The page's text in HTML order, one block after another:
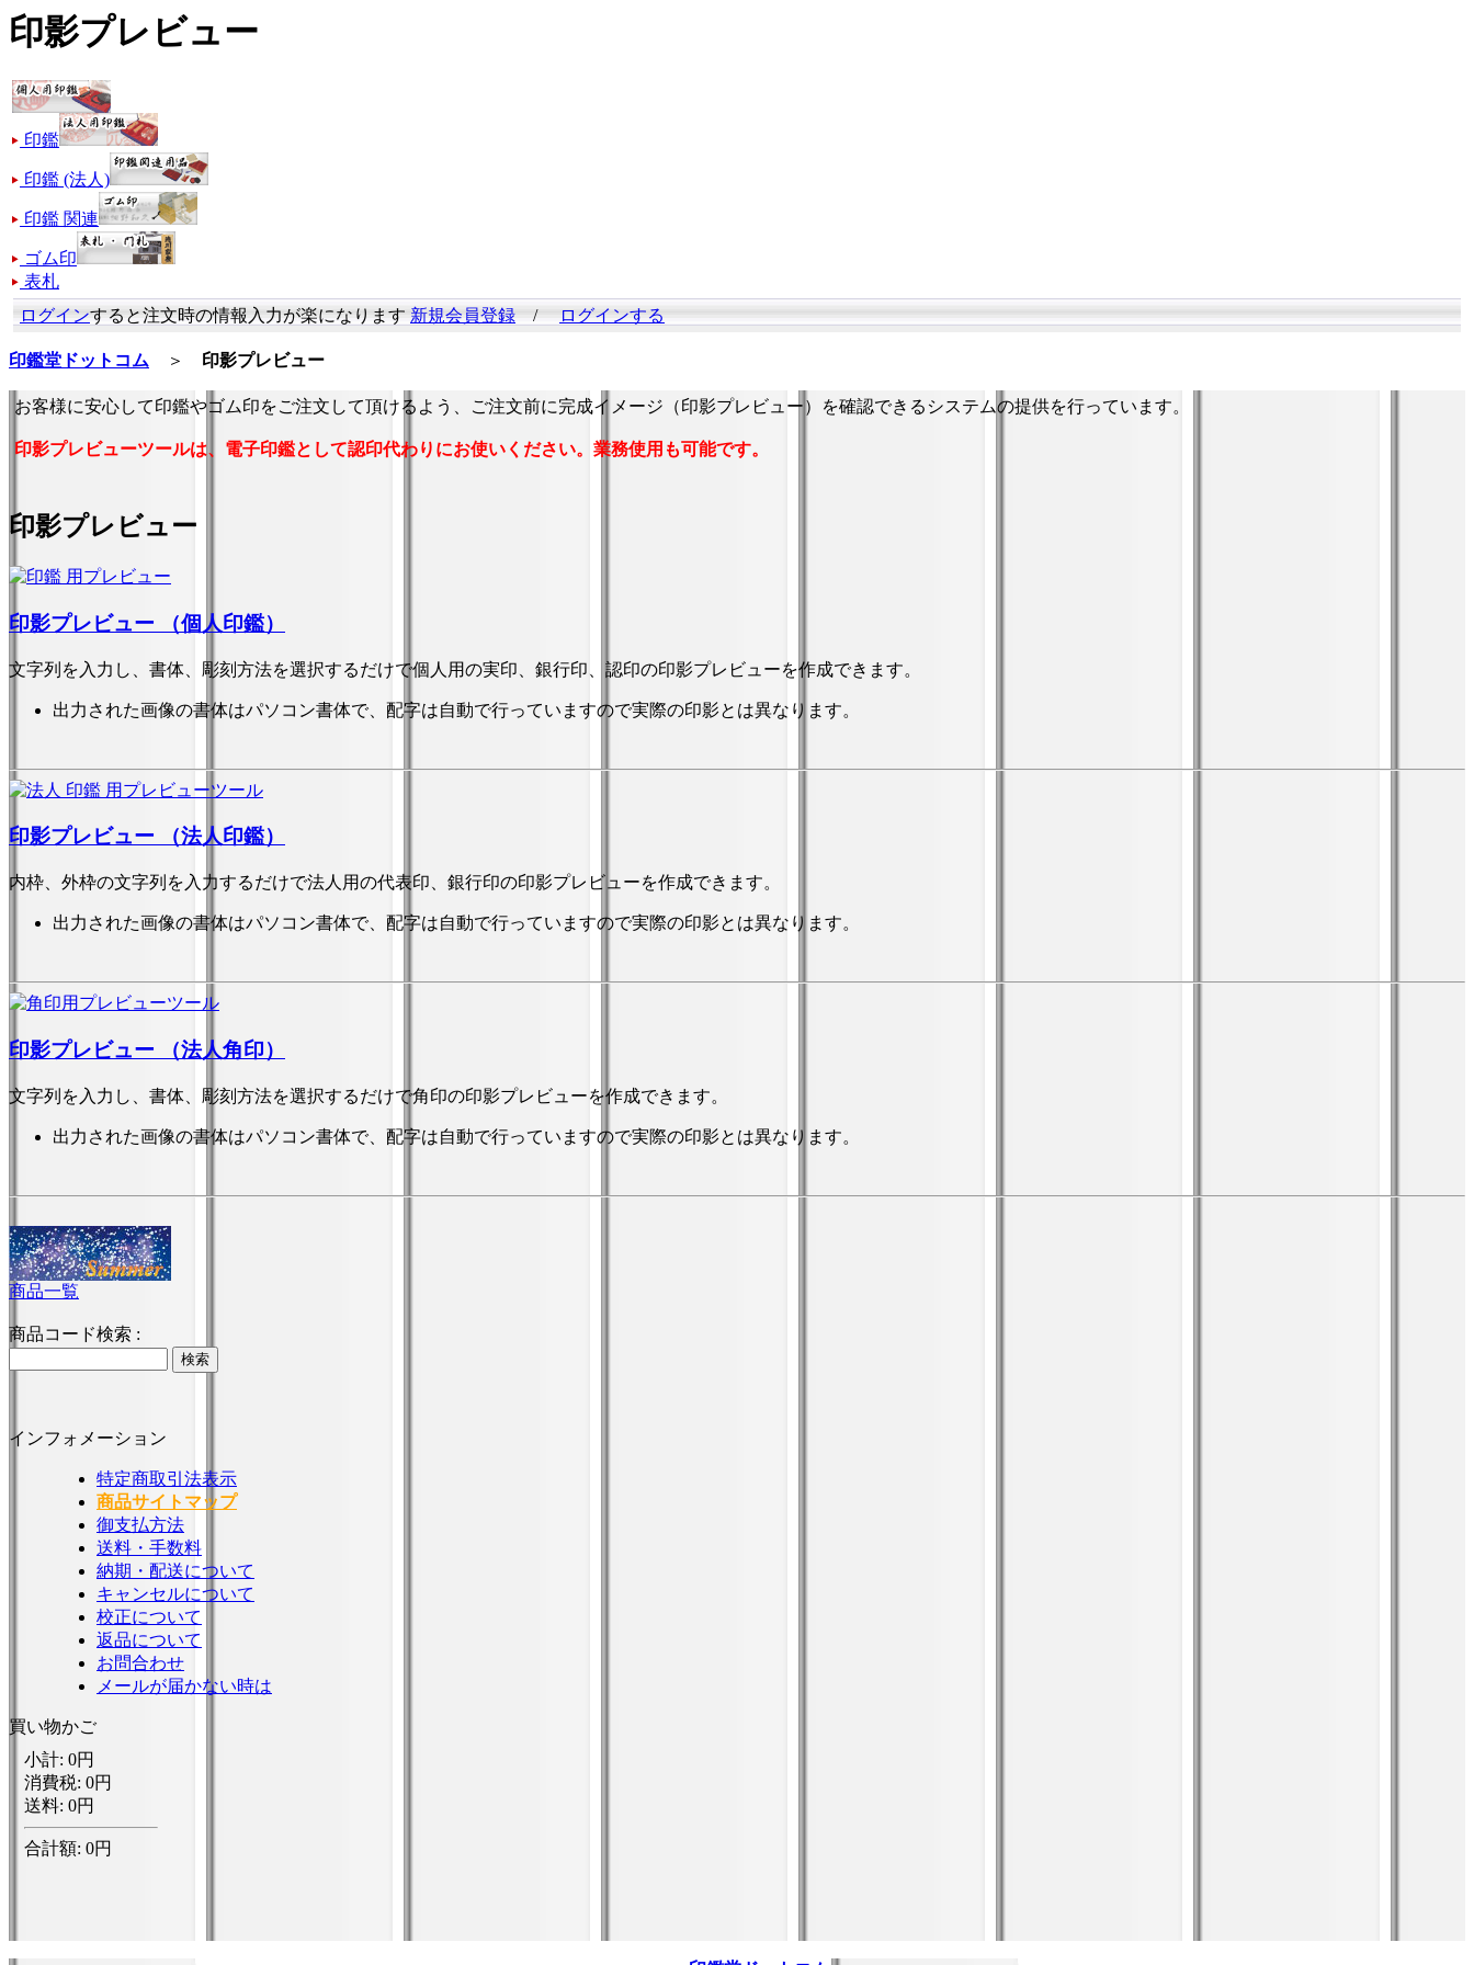
印影プレビュー
印鑑
印鑑 (法人)
印鑑 関連
ゴム印
表札
ログインすると注文時の情報入力が楽になります新規会員登録/ログインする
印鑑堂ドットコム ＞ 印影プレビュー
お客様に安心して印鑑やゴム印をご注文して頂けるよう、ご注文前に完成イメージ（印影プレビュー）を確認できるシステムの提供を行っています。
印影プレビューツールは、電子印鑑として認印代わりにお使いください。業務使用も可能です。
印影プレビュー
印影プレビュー （個人印鑑）
文字列を入力し、書体、彫刻方法を選択するだけで個人用の実印、銀行印、認印の印影プレビューを作成できます。
出力された画像の書体はパソコン書体で、配字は自動で行っていますので実際の印影とは異なります。
印影プレビュー （法人印鑑）
内枠、外枠の文字列を入力するだけで法人用の代表印、銀行印の印影プレビューを作成できます。
出力された画像の書体はパソコン書体で、配字は自動で行っていますので実際の印影とは異なります。
印影プレビュー （法人角印）
文字列を入力し、書体、彫刻方法を選択するだけで角印の印影プレビューを作成できます。
出力された画像の書体はパソコン書体で、配字は自動で行っていますので実際の印影とは異なります。
商品一覧
商品コード検索 :
インフォメーション
特定商取引法表示
商品サイトマップ
御支払方法
送料・手数料
納期・配送について
キャンセルについて
校正について
返品について
お問合わせ
メールが届かない時は
買い物かご